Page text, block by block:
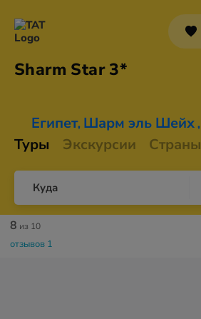
Sharm Star 3*
Египет, Шарм эль Шейх ,
Туры
Экскурсии
Куда
8 из 10
отзывов 1